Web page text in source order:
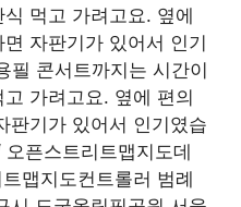
먹고 가려고요. 옆에
자판기가 있어서 인기
필 콘서트까지는 시간이
가려고요. 옆에 편의
판기가 있어서 인기였습
픈스트리트맵지도데
맵지도컨트롤러 범례